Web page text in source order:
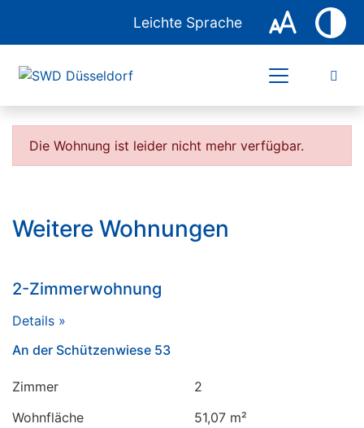
Leichte Sprache
Die Wohnung ist leider nicht mehr verfügbar.
Weitere Wohnungen
2-Zimmerwohnung
Details »
An der Schützenwiese 53
Zimmer
2
Wohnfläche
51,07 m²